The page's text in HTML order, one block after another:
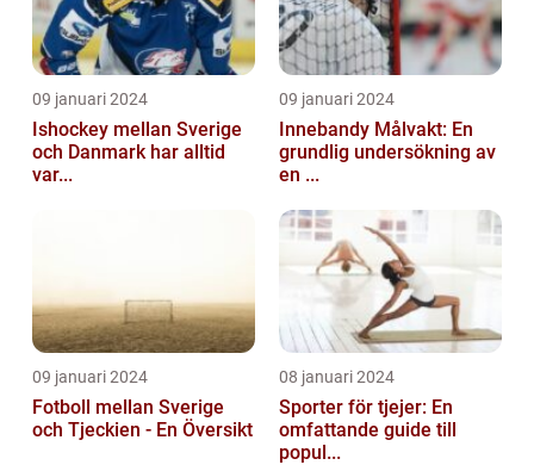
09 januari 2024
Ishockey mellan Sverige
och Danmark har alltid
var...
09 januari 2024
Innebandy Målvakt: En
grundlig undersökning av
en ...
09 januari 2024
Fotboll mellan Sverige
och Tjeckien - En Översikt
08 januari 2024
Sporter för tjejer: En
omfattande guide till
popul...